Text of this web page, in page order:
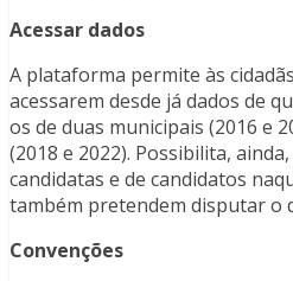
Acessar dados
A plataforma permite às
acessarem desde já dados de
os de duas municipais (2016 e
(2018 e 2022). Possibilita,
candidatas e de candidatos
também pretendem disputar o
Convenções